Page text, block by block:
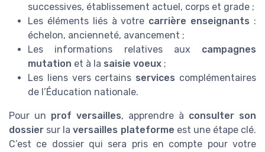
successives, établissement actuel, corps et grade ;
Les éléments liés à votre carrière enseignants :
échelon, ancienneté, avancement ;
Les informations relatives aux campagnes
mutation et à la saisie voeux ;
Les liens vers certains services complémentaires
de l’Éducation nationale.
Pour un prof versailles, apprendre à consulter son
dossier sur laversailles plateforme est une étape clé.
C’est ce dossier qui sera pris en compte pour votre